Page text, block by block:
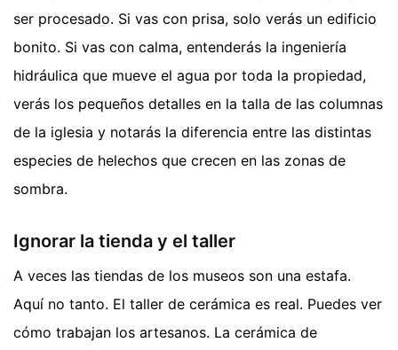
ser procesado. Si vas con prisa, solo verás un edificio
bonito. Si vas con calma, entenderás la ingeniería
hidráulica que mueve el agua por toda la propiedad,
verás los pequeños detalles en la talla de las columnas
de la iglesia y notarás la diferencia entre las distintas
especies de helechos que crecen en las zonas de
sombra.
Ignorar la tienda y el taller
A veces las tiendas de los museos son una estafa.
Aquí no tanto. El taller de cerámica es real. Puedes ver
cómo trabajan los artesanos. La cerámica de